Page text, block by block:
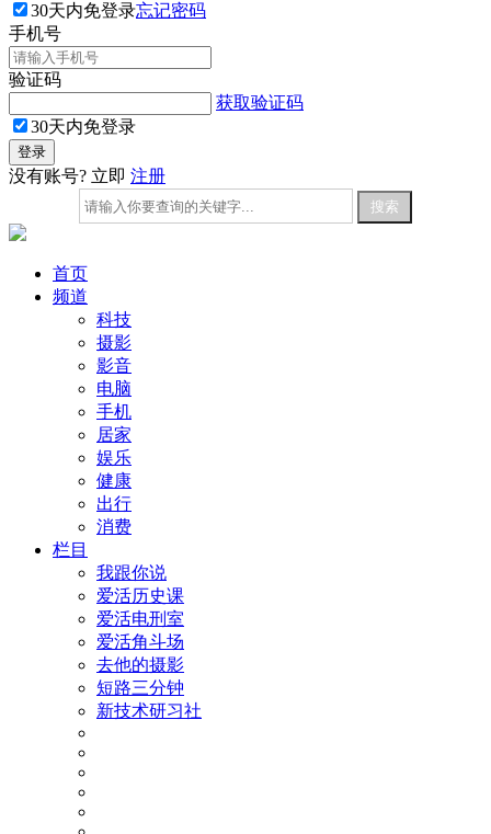
30天内免登录忘记密码
手机号
验证码
获取验证码
30天内免登录
没有账号? 立即 注册
首页
频道
科技
摄影
影音
电脑
手机
居家
娱乐
健康
出行
消费
栏目
我跟你说
爱活历史课
爱活电刑室
爱活角斗场
去他的摄影
短路三分钟
新技术研习社